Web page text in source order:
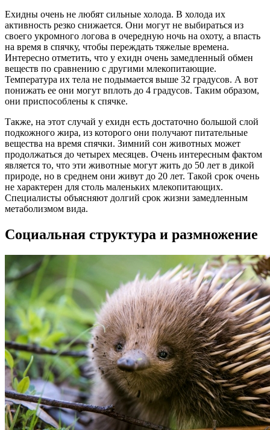
Ехидны очень не любят сильные холода. В холода их
активность резко снижается. Они могут не выбираться из
своего укромного логова в очередную ночь на охоту, а впасть
на время в спячку, чтобы переждать тяжелые времена.
Интересно отметить, что у ехидн очень замедленный обмен
веществ по сравнению с другими млекопитающие.
Температура их тела не подымается выше 32 градусов. А вот
понижать ее они могут вплоть до 4 градусов. Таким образом,
они приспособлены к спячке.
Также, на этот случай у ехидн есть достаточно большой слой
подкожного жира, из которого они получают питательные
вещества на время спячки. Зимний сон животных может
продолжаться до четырех месяцев. Очень интересным фактом
является то, что эти животные могут жить до 50 лет в дикой
природе, но в среднем они живут до 20 лет. Такой срок очень
не характерен для столь маленьких млекопитающих.
Специалисты объясняют долгий срок жизни замедленным
метаболизмом вида.
Социальная структура и размножение